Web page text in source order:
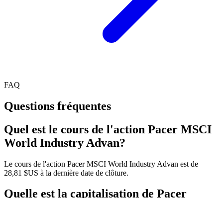
FAQ
Questions fréquentes
Quel est le cours de l'action Pacer MSCI
World Industry Advan?
Le cours de l'action Pacer MSCI World Industry Advan est de
28,81 $US à la dernière date de clôture.
Quelle est la capitalisation de Pacer